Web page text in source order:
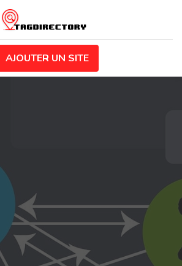
AJOUTER UN SITE